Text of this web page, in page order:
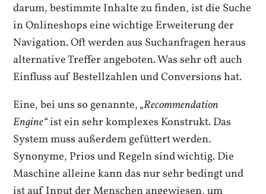
darum, bestimmte Inhalte zu finden, ist die Suche
in Onlineshops eine wichtige Erweiterung der
Navigation. Oft werden aus Suchanfragen heraus
alternative Treffer angeboten. Was sehr oft auch
Einfluss auf Bestellzahlen und Conversions hat.
Eine, bei uns so genannte,„Recommendation
Engine“ist ein sehr komplexes Konstrukt. Das
System muss außerdem gefüttert werden.
Synonyme, Prios und Regeln sind wichtig. Die
Maschine alleine kann das nur sehr bedingt und